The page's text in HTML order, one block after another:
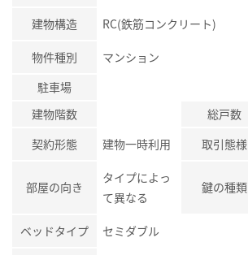
建物構造 RC(鉄筋コンクリート)
物件種別
マンション
駐車場
建物階数
総戸数
契約形態
建物一時利用 取引態様
部屋の向き
タイプによっ
て異なる
鍵の種類
ベッドタイプ セミダブル